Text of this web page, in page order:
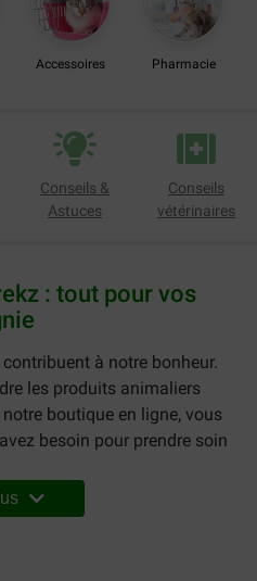
Accessoires Pharmacie
Conseils &
Astuces
Conseils
vétérinaires
: tout pour vos
à notre bonheur.
les produits animaliers
boutique en ligne, vous
besoin pour prendre soin
à prix bas en toute